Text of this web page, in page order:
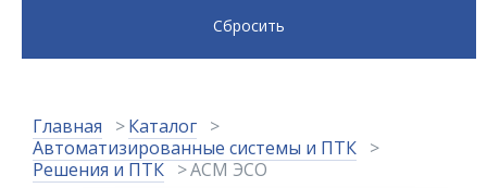
Сбросить
Главная
Каталог
Автоматизированные системы и ПТК
Решения и ПТК
АСМ ЭСО